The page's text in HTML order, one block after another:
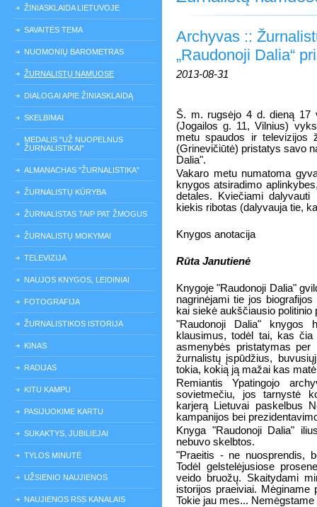
ŽINIASKLAIDA LIETUVOJE
SAVAITĖS TEMA
NUOMONIŲ BAROMETRAS
ŽURNALISTŲ NAMUOSE
DIALOGAI APIE ŽINIASKLAIDĄ
SKELBIMAI
MEDALIS "UŽ NUOPELNUS
ŽURNALISTIKAI"
ALMANACHAS "ŽURNALISTIKA"
ŽURNALISTŲ KŪRYBA
ŽURNALISTAS TAIP PAT ŽMOGUS
ŽURNALISTŲ MOKYMAI
TELEVIZIJA
NAUJOS KNYGOS, LEIDINIAI
FOTOGRAFIJA
ŽURNALISTIKOS ISTORIJA
KINAS
RADIJAS
KITU KAMPU
PASIJUOKIME KARTU
SUKAKTYS, JUBILIEJAI
TYLOS MINUTĖ
UŽSIENIO NAUJIENOS
NAUJIENOS RSS KANALAIS
Archyvas ::
„Raudonoji Dalia“
2013-08-31
Š. m. rugsėjo 4 d. dieną 17
(Jogailos g. 11, Vilnius)
metu spaudos ir televizijos
(Grinevičiūtė) pristatys savo
Dalia".
Vakaro metu numatoma
knygos atsiradimo
detales. Kviečiami dalyvauti
kiekis ribotas (dalyvauja tie,
Knygos anotacija
Rūta Janutienė
Knygoje "Raudonoji Dalia"
nagrinėjami tie jos
kai siekė aukščiausio politinio
"Raudonoji Dalia" knygos
klausimus, todėl tai, kas
asmenybės pristatymas
žurnalistų įspūdžius,
tokia, kokią ją mažai kas
Remiantis Ypatingojo
sovietmečiu, jos tarnystė
karjerą Lietuvai paskelbus
kampanijos bei
Knyga "Raudonoji Dalia"
nebuvo skelbtos.
"Praeitis - ne nuosprendis,
Todėl gelstelėjusiose
veido bruožų. Skaitydami
istorijos praeiviai.
Tokie jau mes...